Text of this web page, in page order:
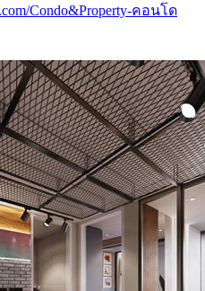
Condo&Property-คอนโด